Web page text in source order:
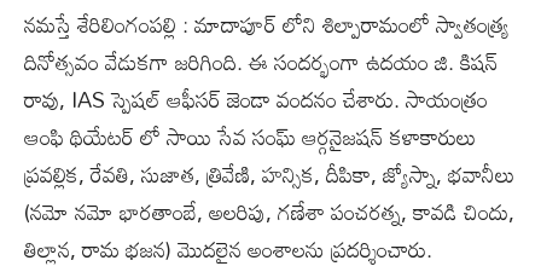
నమస్తే శేరిలింగంపల్లి : మాదాపూర్ లోని శిల్పారామంలో స్వాతంత్య్ర
దినోత్సవం వేడుకగా జరిగింది. ఈ సందర్భంగా ఉదయం జి. కిషన్
రావు, IAS స్పెషల్ ఆఫీసర్ జెండా వందనం చేశారు. సాయంత్రం
ఆంఫి థియేటర్ లో సాయి సేవ సంఘ్ ఆర్గనైజషన్ కళాకారులు
ప్రవల్లిక, రేవతి, సుజాత, త్రివేణి, హన్సిక, దీపికా, జ్యోస్నా, భవానీలు
(నమో నమో భారతాంబే, అలరిపు, గణేశా పంచరత్న, కావడి చిందు,
తిల్లాన, రామ భజన) మొదలైన అంశాలను ప్రదర్శించారు.